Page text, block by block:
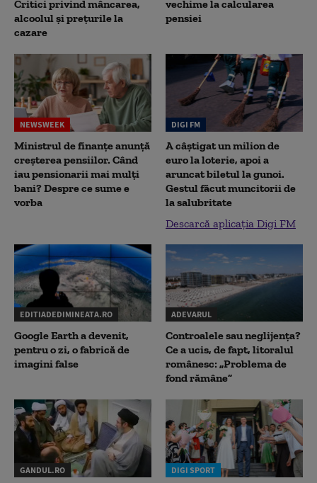
Critici privind mâncarea,
alcoolul și prețurile la
cazare
vechime la calcularea
pensiei
NEWSWEEK
Ministrul de finanțe anunță
creșterea pensiilor. Când
iau pensionarii mai mulți
bani? Despre ce sume e
vorba
DIGI FM
A câștigat un milion de
euro la loterie, apoi a
aruncat biletul la gunoi.
Gestul făcut muncitorii de
la salubritate
Descarcă aplicația Digi FM
EDITIADEDIMINEATA.RO
Google Earth a devenit,
pentru o zi, o fabrică de
imagini false
ADEVARUL
Controalele sau neglijența?
Ce a ucis, de fapt, litoralul
românesc: „Problema de
fond rămâne”
GANDUL.RO DIGI SPORT